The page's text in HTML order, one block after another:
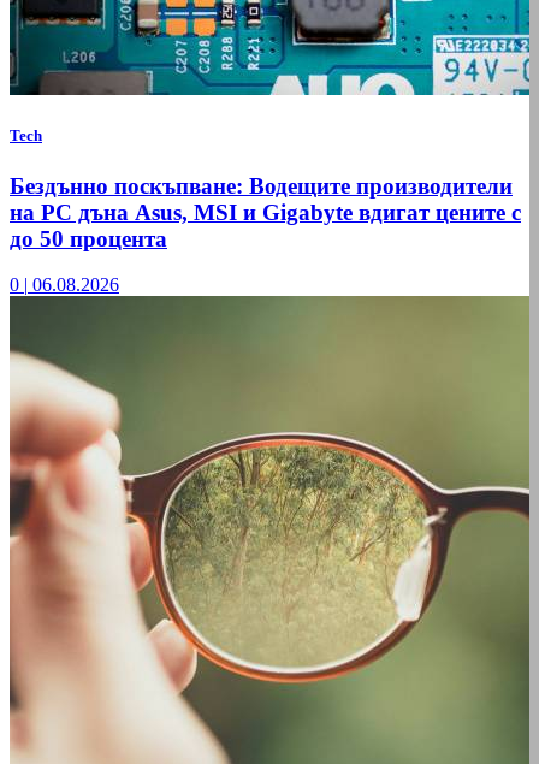
Tech
Бездънно поскъпване: Водещите производители
на РС дъна Asus, MSI и Gigabyte вдигат цените с
до 50 процента
0 | 06.08.2026